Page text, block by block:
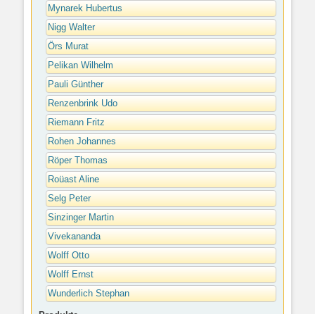
Mynarek Hubertus
Nigg Walter
Örs Murat
Pelikan Wilhelm
Pauli Günther
Renzenbrink Udo
Riemann Fritz
Rohen Johannes
Röper Thomas
Roüast Aline
Selg Peter
Sinzinger Martin
Vivekananda
Wolff Otto
Wolff Ernst
Wunderlich Stephan